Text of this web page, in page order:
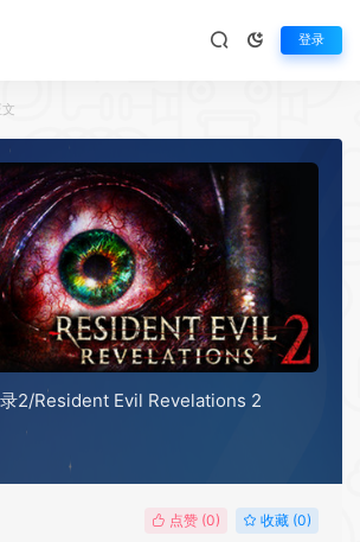
登录
文
2/Resident Evil Revelations 2
点赞 (0) 收藏 (0)